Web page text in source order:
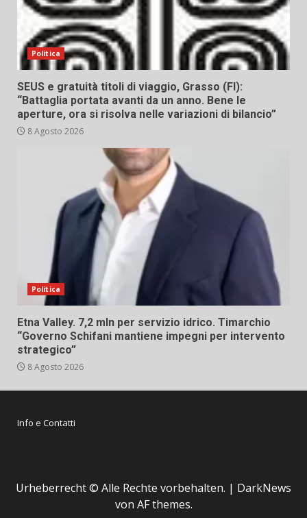
Politica
SEUS e gratuità titoli di viaggio, Grasso (FI):
“Battaglia portata avanti da un anno. Bene le
aperture, ora si risolva nelle variazioni di bilancio”
8 Agosto 2026
Politica
Etna Valley. 7,2 mln per servizio idrico. Timarchio
“Governo Schifani mantiene impegni per intervento
strategico”
8 Agosto 2026
Info e Contatti
Urheberrecht © Alle Rechte vorbehalten. | DarkNews
von AF themes.